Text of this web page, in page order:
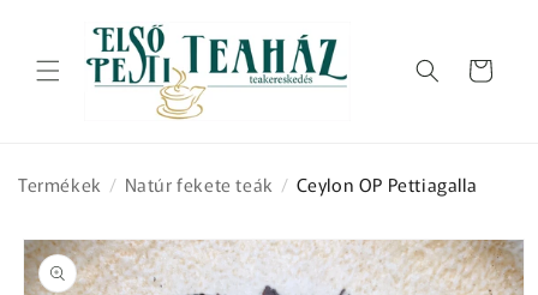
tartalomhoz
Kosár
Termékek / Natúr fekete teák / Ceylon OP Pettiagalla
Kihagyás, és
ugrás a
termékadatokra